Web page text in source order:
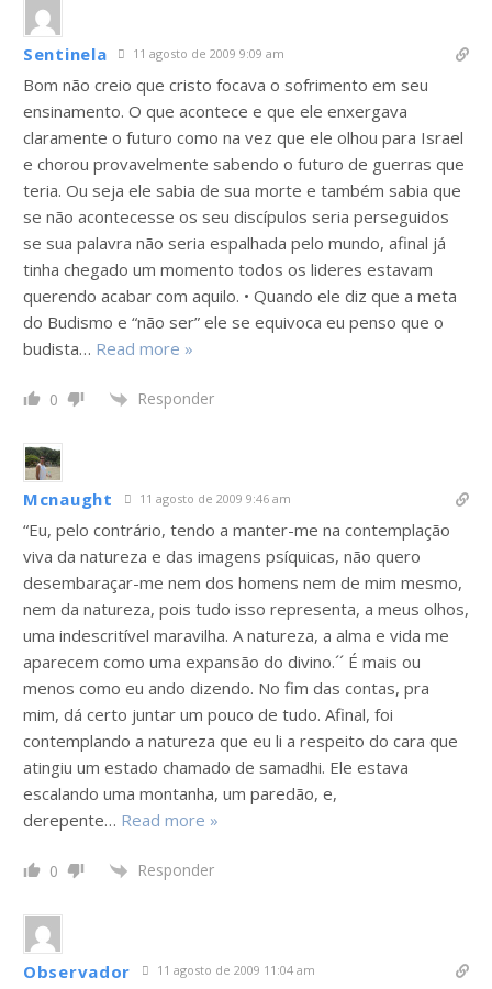
Sentinela 11 agosto de 2009 9:09 am
Bom não creio que cristo focava o sofrimento em seu
ensinamento. O que acontece e que ele enxergava
claramente o futuro como na vez que ele olhou para Israel
e chorou provavelmente sabendo o futuro de guerras que
teria. Ou seja ele sabia de sua morte e também sabia que
se não acontecesse os seu discípulos seria perseguidos
se sua palavra não seria espalhada pelo mundo, afinal já
tinha chegado um momento todos os lideres estavam
querendo acabar com aquilo. • Quando ele diz que a meta
do Budismo e “não ser” ele se equivoca eu penso que o
budista… Read more »
0 Responder
Mcnaught 11 agosto de 2009 9:46 am
“Eu, pelo contrário, tendo a manter-me na contemplação
viva da natureza e das imagens psíquicas, não quero
desembaraçar-me nem dos homens nem de mim mesmo,
nem da natureza, pois tudo isso representa, a meus olhos,
uma indescritível maravilha. A natureza, a alma e vida me
aparecem como uma expansão do divino.´´ É mais ou
menos como eu ando dizendo. No fim das contas, pra
mim, dá certo juntar um pouco de tudo. Afinal, foi
contemplando a natureza que eu li a respeito do cara que
atingiu um estado chamado de samadhi. Ele estava
escalando uma montanha, um paredão, e,
derepente… Read more »
0 Responder
Observador 11 agosto de 2009 11:04 am